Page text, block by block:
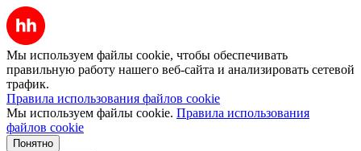
Мы используем файлы cookie, чтобы обеспечивать
правильную работу нашего веб-сайта и анализировать сетевой
трафик.
Правила использования файлов cookie
Мы используем файлы cookie. Правила использования
файлов cookie
Понятно